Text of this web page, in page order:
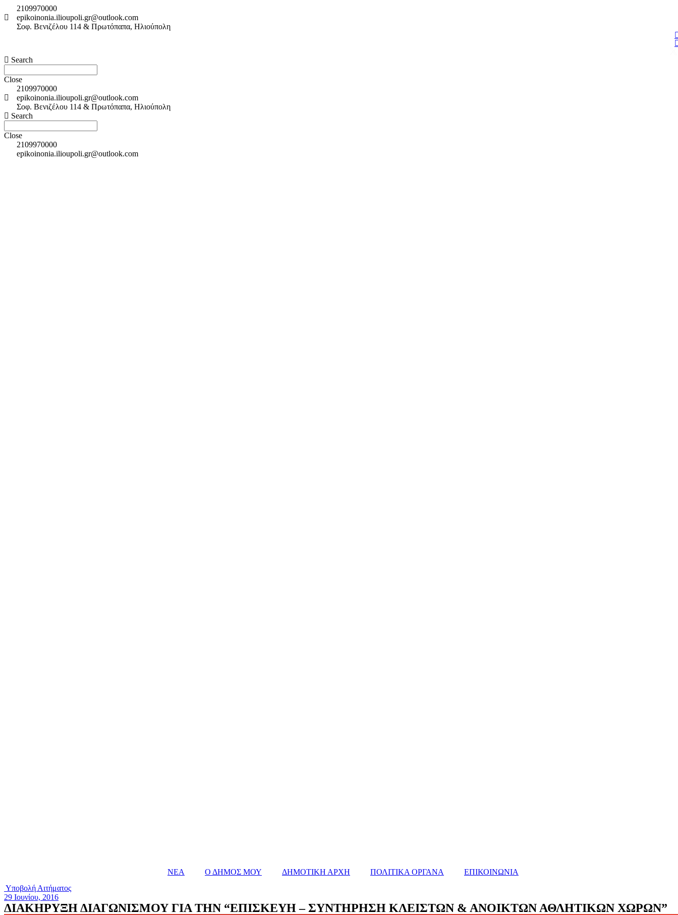
2109970000
epikoinonia.ilioupoli.gr@outlook.com
Σοφ. Βενιζέλου 114 & Πρωτόπαπα, Ηλιούπολη
Search
Close
2109970000
epikoinonia.ilioupoli.gr@outlook.com
Σοφ. Βενιζέλου 114 & Πρωτόπαπα, Ηλιούπολη
Search
Close
2109970000
epikoinonia.ilioupoli.gr@outlook.com
ΝΕΑ Ο ΔΗΜΟΣ ΜΟΥ ΔΗΜΟΤΙΚΗ ΑΡΧΗ ΠΟΛΙΤΙΚΑ ΟΡΓΑΝΑ
ΕΠΙΚΟΙΝΩΝΙΑ
Υποβολή Αιτήματος
29 Ιουνίου, 2016
ΔΙΑΚΗΡΥΞΗ ΔΙΑΓΩΝΙΣΜΟΥ ΓΙΑ ΤΗΝ “ΕΠΙΣΚΕΥΗ – ΣΥΝΤΗΡΗΣΗ ΚΛΕΙΣΤΩΝ & ΑΝΟΙΚΤΩΝ ΑΘΛΗΤΙΚΩΝ ΧΩΡΩΝ”